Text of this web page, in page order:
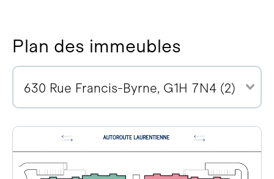
Plan des immeubles
630 Rue Francis-Byrne, G1H 7N4 (2)